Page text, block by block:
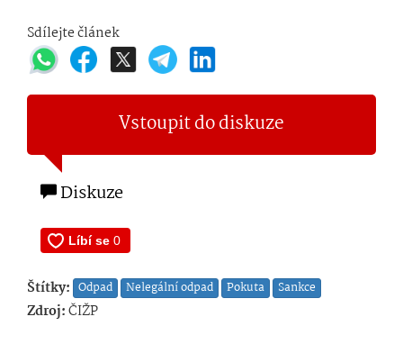
Sdílejte článek
Vstoupit do diskuze
Diskuze
Štítky: Odpad Nelegální odpad Pokuta Sankce
Zdroj:ČIŽP